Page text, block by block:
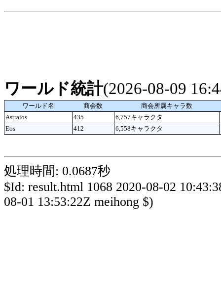
ワールド統計(2026-08-09
ワールド名 商会数
商会所属キャラ数
Astraios
435 6,757キャラクタ
Eos
412 6,558キャラクタ
処理時間: 0.0687秒
$Id: result.html 1068 2020-08-02
08-01 13:53:22Z meihong $)